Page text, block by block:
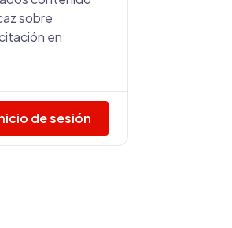
sobre
en
de sesión